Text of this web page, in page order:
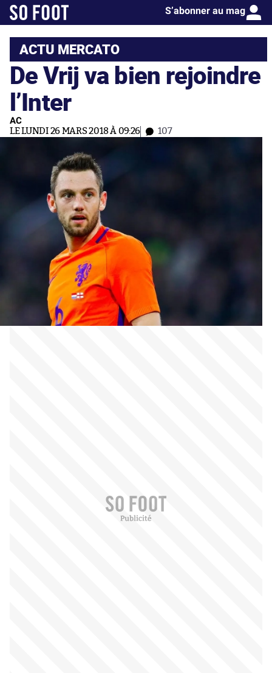
S’abonner au mag
ACTU MERCATO
De Vrij va bien rejoindre
l’Inter
AC
LE LUNDI 26 MARS 2018 À 09:26 107